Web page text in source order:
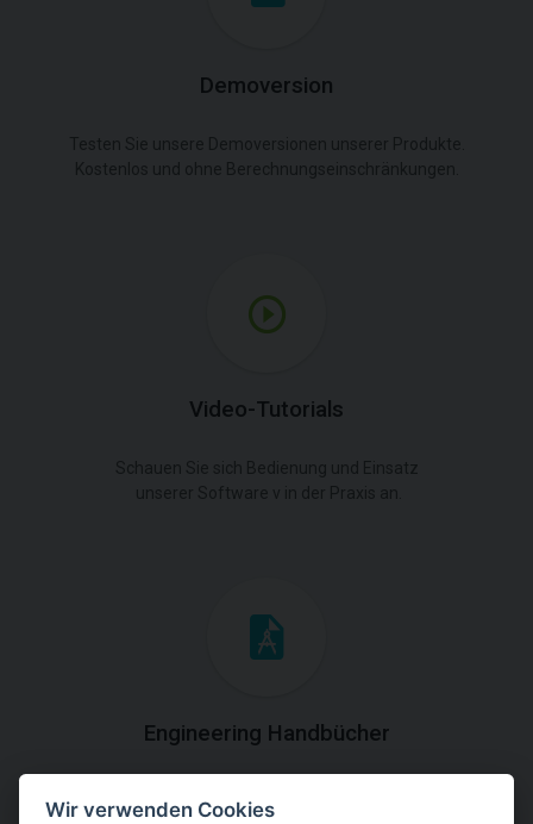
Demoversion
Video-Tutorials
Engineering Handbücher
praktischen Erklärungen der
Wir verwenden Cookies